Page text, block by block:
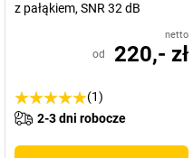
z pałąkiem, SNR 32 dB
netto
od 220,- zł
(1)
2-3 dni robocze